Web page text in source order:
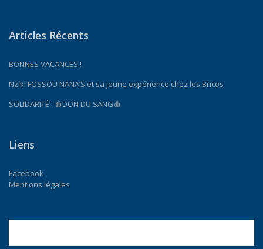
Articles Récents
BONNES VACANCES !
Nziki FOSSOU NANA’S et sa jeune expérience chez les Bricos
SOLIDARITÉ : 🩸DON DU SANG🩸
Liens
Facebook
Mentions légales